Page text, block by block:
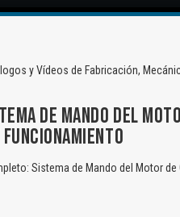
y Vídeos de Fabricación,
DE MANDO DEL
Sistema de Mando del Motor